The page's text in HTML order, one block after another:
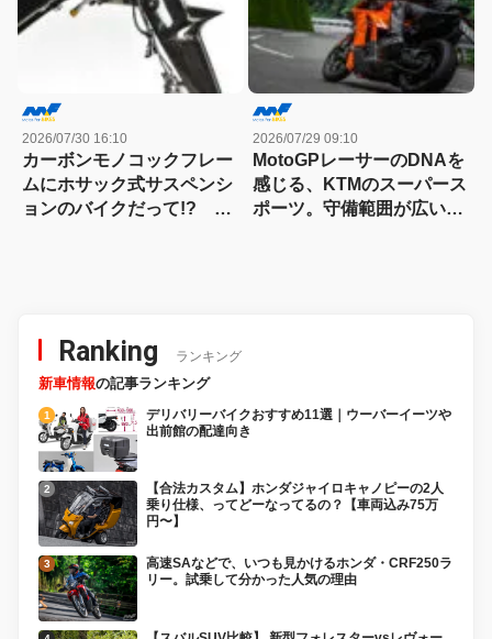
2026/07/30 16:10
カーボンモノコックフレー
ムにホサック式サスペンシ
ョンのバイクだって!? ヴ
2026/07/29 09:10
MotoGPレーサーのDNAを
感じる、KTMのスーパース
ポーツ。守備範囲が広い史
Ranking ランキング
新車情報の記事ランキング
デリバリーバイクおすすめ11選｜ウーバーイーツや
出前館の配達向き
【合法カスタム】ホンダジャイロキャノピーの2人
乗り仕様、ってどーなってるの？【車両込み75万
円〜】
高速SAなどで、いつも見かけるホンダ・CRF250ラ
リー。試乗して分かった人気の理由